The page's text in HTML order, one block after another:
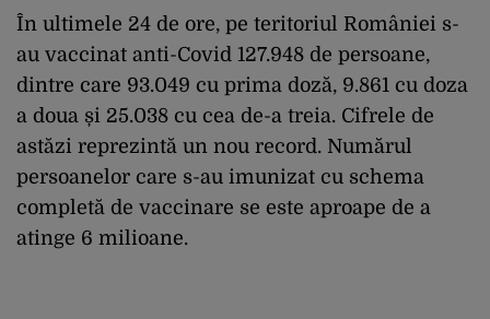
În ultimele 24 de ore, pe teritoriul României s-
au vaccinat anti-Covid 127.948 de persoane,
dintre care 93.049 cu prima doză, 9.861 cu doza
a doua și 25.038 cu cea de-a treia. Cifrele de
astăzi reprezintă un nou record. Numărul
persoanelor care s-au imunizat cu schema
completă de vaccinare se este aproape de a
atinge 6 milioane.